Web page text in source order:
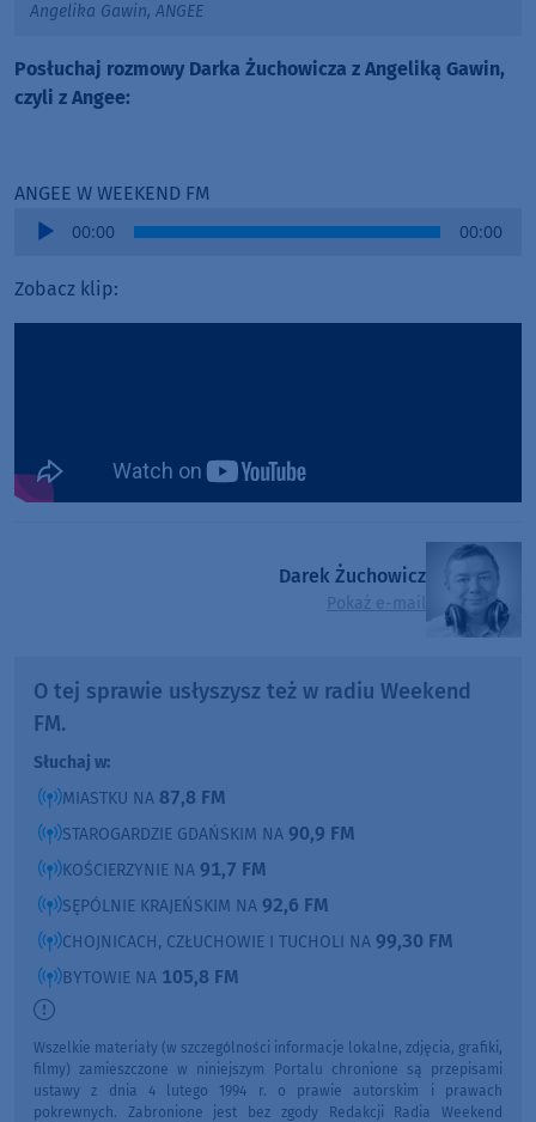
Angelika Gawin, ANGEE
Posłuchaj rozmowy Darka Żuchowicza z Angeliką Gawin,
czyli z Angee:
ANGEE W WEEKEND FM
Audio
00:00 00:00
Zobacz klip:
Darek Żuchowicz
Pokaż e-mail
O tej sprawie usłyszysz też w radiu Weekend
FM.
Słuchaj w:
MIASTKU NA 87,8 FM
STAROGARDZIE GDAŃSKIM NA 90,9 FM
KOŚCIERZYNIE NA 91,7 FM
SĘPÓLNIE KRAJEŃSKIM NA 92,6 FM
CHOJNICACH, CZŁUCHOWIE I TUCHOLI NA 99,30 FM
BYTOWIE NA 105,8 FM
Wszelkie materiały (w szczególności informacje lokalne, zdjęcia, grafiki,
filmy) zamieszczone w niniejszym Portalu chronione są przepisami
ustawy z dnia 4 lutego 1994 r. o prawie autorskim i prawach
pokrewnych. Zabronione jest bez zgody Redakcji Radia Weekend